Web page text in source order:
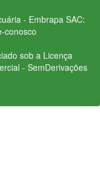
- Embrapa SAC:
conosco
sob a Licença
- SemDerivações